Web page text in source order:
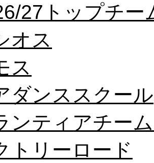
27トップチー
オス
ス
ダンススクール
ンティアチー
トリーロード